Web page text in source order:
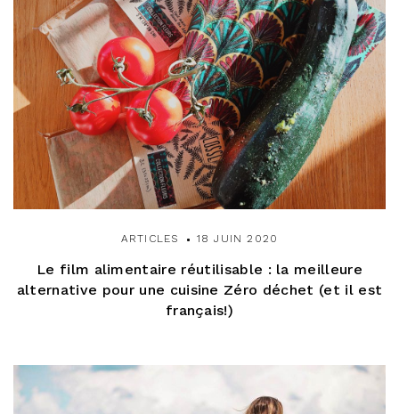
t
i
c
l
ARTICLES 18 JUIN 2020
Le film alimentaire réutilisable : la meilleure
alternative pour une cuisine Zéro déchet (et il est
français!)